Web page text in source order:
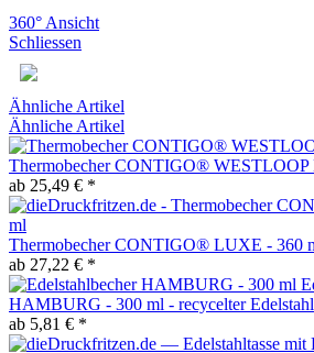
360° Ansicht
Schliessen
Ähnliche Artikel
Ähnliche Artikel
Thermobecher CONTIGO® WESTLOOP
ab 25,49 € *
Thermobecher CONTIGO® LUXE - 360
ab 27,22 € *
HAMBURG - 300 ml - recycelter Edelstahl
ab 5,81 € *